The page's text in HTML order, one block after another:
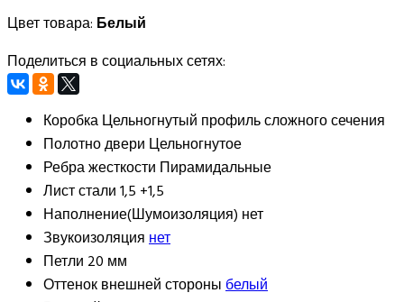
Цвет товара: Белый
Поделиться в социальных сетях:
КоробкаЦельногнутый профиль сложного сечения
Полотно двери Цельногнутое
Ребра жесткости Пирамидальные
Лист стали1,5 +1,5
Наполнение(Шумоизоляция) нет
Звукоизоляциянет
Петли 20 мм
Оттенок внешней стороныбелый